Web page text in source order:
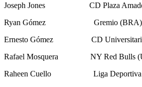
Joseph Jones CD Plaza
Ryan Gómez Gremio (BRA)
Ernesto Gómez CD
Rafael Mosquera NY Red Bulls
Raheen Cuello Liga Deportiva